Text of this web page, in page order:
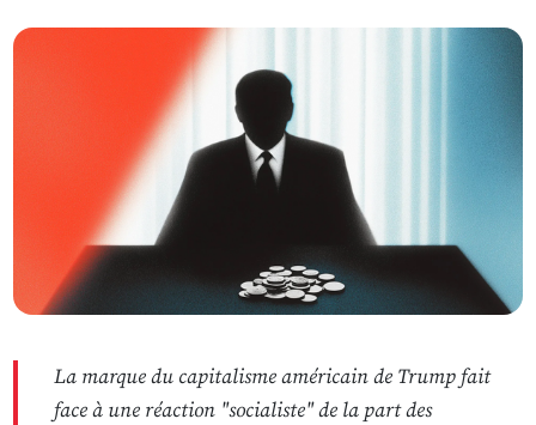
La marque du capitalisme américain de Trump fait
face à une réaction "socialiste" de la part des